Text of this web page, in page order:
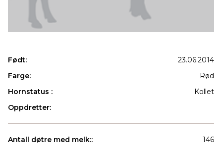
Født:
23.06.2014
Farge:
Rød
Hornstatus :
Kollet
Oppdretter:
Antall døtre med melk::
146